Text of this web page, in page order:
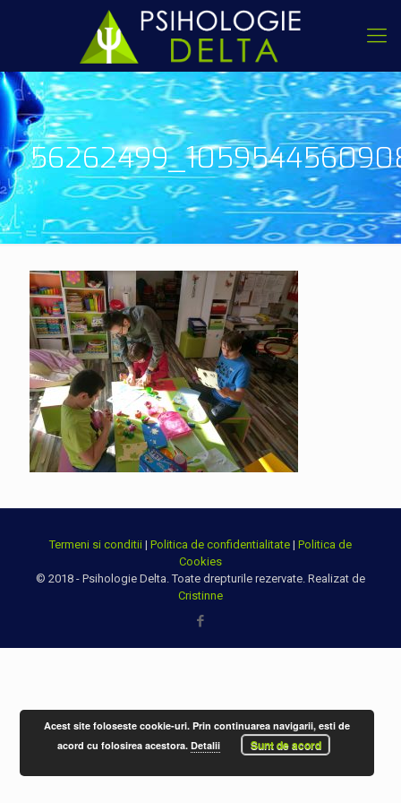
Termeni si conditii | Politica de confidentialitate | Politica de
Cookies
© 2018 - Psihologie Delta. Toate drepturile rezervate. Realizat de
Cristinne
Acest site foloseste cookie-uri. Prin continuarea navigarii, esti de
acord cu folosirea acestora.Detalii Sunt de acord